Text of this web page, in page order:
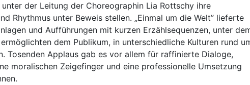
Lehranstalt für wirtschaftliche
Unsere Schulformen auf einen Blick
der Leitung der Choreographin Lia Rottschy ihre
Rhythmus unter Beweis stellen. „Einmal um die Welt” lieferte
und Aufführungen mit kurzen Erzählsequenzen, unter
ermöglichten dem Publikum, in unterschiedliche Kulturen rund
Tosenden Applaus gab es vor allem für raffinierte Dialoge,
moralischen Zeigefinger und eine professionelle Umsetzung